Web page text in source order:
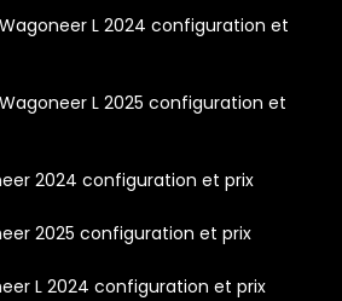
L 2024 configuration et
L 2025 configuration et
2024 configuration et prix
2025 configuration et prix
L 2024 configuration et prix